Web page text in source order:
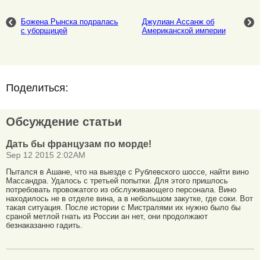
Божена Рынска подралась
с уборщицей
Джулиан Ассанж об
Американской империи
Поделиться:
Обсуждение статьи
Дать бы французам по морде!
Sep 12 2015 2:02AM
Пытался в Ашане, что на выезде с Рублевского шоссе, найти вино
Массандра. Удалось с третьей попытки. Для этого пришлось
потребовать провожатого из обслуживающего персонала. Вино
находилось не в отделе вина, а в небольшом закутке, где соки. Вот
такая ситуация. После истории с Мистралями их нужно было бы
сраной метлой гнать из России ан нет, они продолжают
безнаказанно гадить.